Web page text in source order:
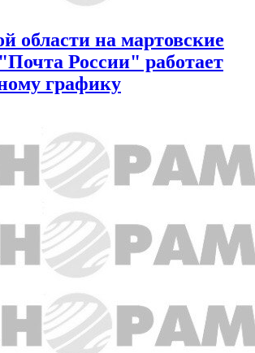
области на мартовские
России" работает
графику